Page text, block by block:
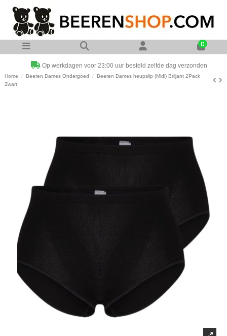
0
Op werkdagen voor 23:00 uur besteld zelfde dag verzonden
Home Beeren Dames Ondergoed
Beeren Dames heupslip (Midi) Briljant 2Pack
Zwart